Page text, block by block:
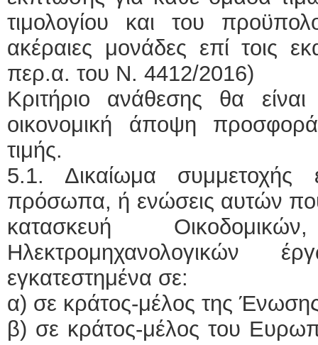
τιμολογίου και του
ακέραιες μονάδες επί τοις
περ.α. του Ν. 4412/2016)
Κριτήριο ανάθεσης θα
οικονομική άποψη
τιμής.
5.1. Δικαίωμα
πρόσωπα, ή ενώσεις αυτών
κατασκευή
εγκατεστημένα σε:
α) σε κράτος-μέλος της
β) σε κράτος-μέλος του